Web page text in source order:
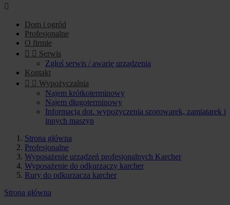

Dom i ogród
Profesjonalne
O firmie
  Serwis
Zgłoś serwis / awarię urządzenia
Kontakt
  Wypożyczalnia
Najem krótkoterminowy
Najem długoterminowy
Informacja dot. wypożyczenia szorowarek, zamiatarek i
innych maszyn
Strona główna
Profesjonalne
Wyposażenie urządzeń profesjonalnych Karcher
Wyposażenie do odkurzaczy karcher
Rury do odkurzacza karcher
Strona główna